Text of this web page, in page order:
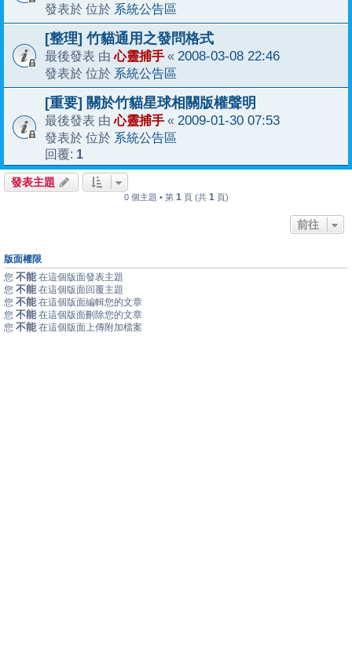
發表於 位於 系統公告區
[整理] 竹貓通用之發問格式
最後發表 由心靈捕手 « 2008-03-08 22:46
發表於 位於 系統公告區
[重要] 關於竹貓星球相關版權聲明
最後發表 由心靈捕手 « 2009-01-30 07:53
發表於 位於 系統公告區
回覆: 1
發表主題
0 個主題 • 第 1 頁 (共 1 頁)
前往
版面權限
您 不能 在這個版面發表主題
您 不能 在這個版面回覆主題
您 不能 在這個版面編輯您的文章
您 不能 在這個版面刪除您的文章
您 不能 在這個版面上傳附加檔案